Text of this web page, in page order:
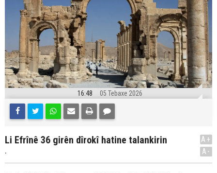
16:48 05 Tebaxe 2026
Li Efrînê 36 girên dîrokî hatine talankirin
.
A+
A-